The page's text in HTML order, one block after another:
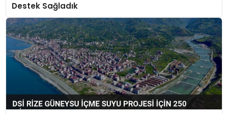
Destek Sağladık